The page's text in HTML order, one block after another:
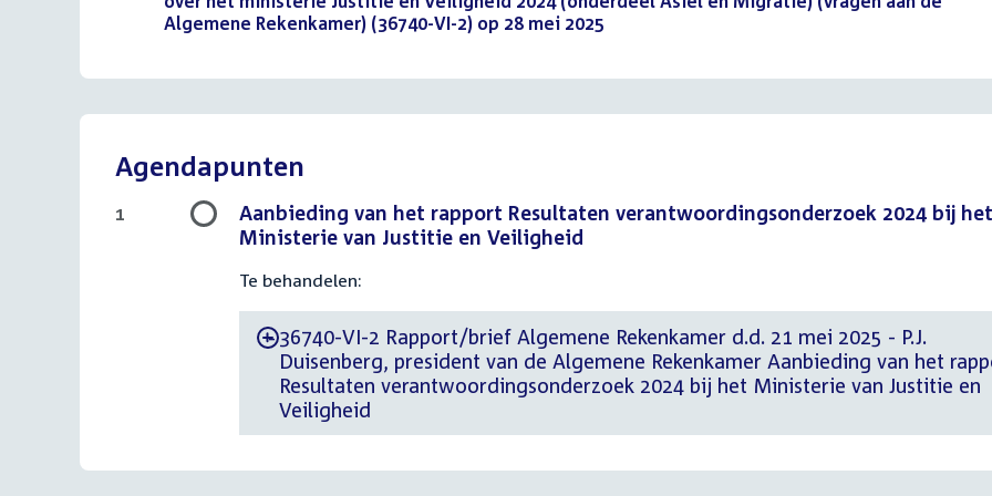
Algemene Rekenkamer) (36740-VI-2) op 28 mei 2025
Agendapunten
Aanbieding van het rapport Resultaten verantwoordingsonderzoek 2024 bij het
Ministerie van Justitie en Veiligheid
Te behandelen:
-36740-VI-2 Rapport/brief Algemene Rekenkamer d.d. 21 mei 2025 - P.J.
Duisenberg, president van de Algemene Rekenkamer Aanbieding van het
Resultaten verantwoordingsonderzoek 2024 bij het Ministerie van Justitie en
Veiligheid
1